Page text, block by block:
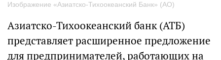
Изображение «Азиатско-Тихоокеанский Банк» (АО)
Азиатско-Тихоокеанский банк (АТБ)
представляет расширенное предложение
для предпринимателей, работающих на